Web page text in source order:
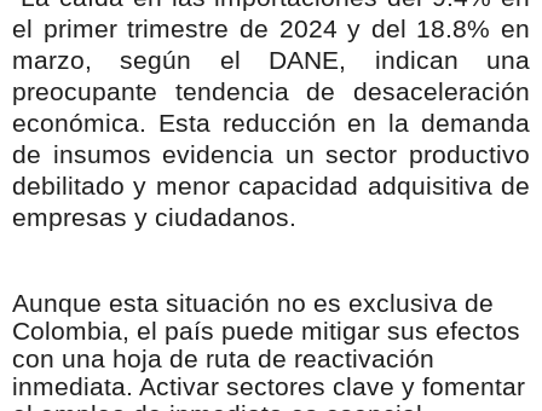
el primer trimestre de 2024 y del 18.8% en
marzo, según el DANE, indican una
preocupante tendencia de desaceleración
económica. Esta reducción en la demanda
de insumos evidencia un sector productivo
debilitado y menor capacidad adquisitiva de
empresas y ciudadanos.
Aunque esta situación no es exclusiva de
Colombia, el país puede mitigar sus efectos
con una hoja de ruta de reactivación
inmediata. Activar sectores clave y fomentar